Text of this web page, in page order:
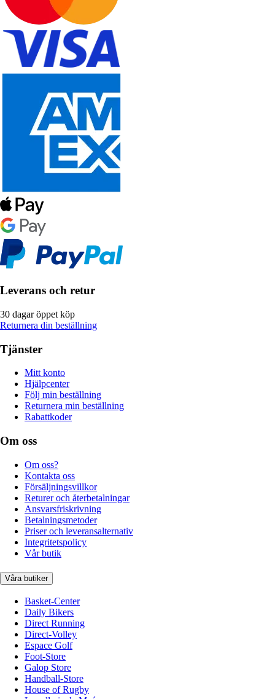
Leverans och retur
30 dagar öppet köp
Returnera din beställning
Tjänster
Mitt konto
Hjälpcenter
Följ min beställning
Returnera min beställning
Rabattkoder
Om oss
Om oss?
Kontakta oss
Försäljningsvillkor
Returer och återbetalningar
Ansvarsfriskrivning
Betalningsmetoder
Priser och leveransalternativ
Integritetspolicy
Vår butik
Våra butiker
Basket-Center
Daily Bikers
Direct Running
Direct-Volley
Espace Golf
Foot-Store
Galop Store
Handball-Store
House of Rugby